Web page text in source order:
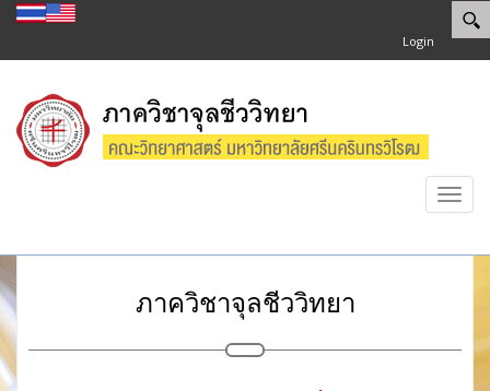
Login
ภาควิชาจุลชีววิทยา